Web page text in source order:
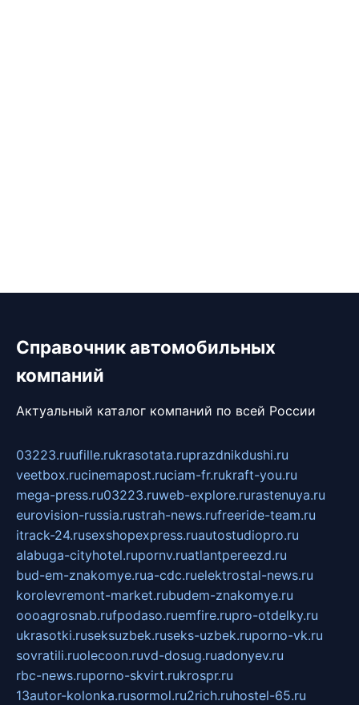
Справочник автомобильных
компаний
Актуальный каталог компаний по всей России
03223.ruufille.rukrasotata.ruprazdnikdushi.ru
veetbox.rucinemapost.ruciam-fr.rukraft-you.ru
mega-press.ru03223.ruweb-explore.rurastenuya.ru
eurovision-russia.rustrah-news.rufreeride-team.ru
itrack-24.rusexshopexpress.ruautostudiopro.ru
alabuga-cityhotel.rupornv.ruatlantpereezd.ru
bud-em-znakomye.rua-cdc.ruelektrostal-news.ru
korolevremont-market.rubudem-znakomye.ru
oooagrosnab.rufpodaso.ruemfire.rupro-otdelky.ru
ukrasotki.ruseksuzbek.ruseks-uzbek.ruporno-vk.ru
sovratili.ruolecoon.ruvd-dosug.ruadonyev.ru
rbc-news.ruporno-skvirt.rukrospr.ru
13autor-kolonka.rusormol.ru2rich.ruhostel-65.ru